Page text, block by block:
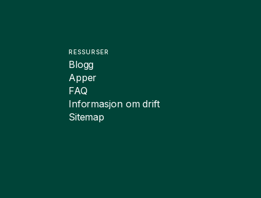
RESSURSER
Blogg
Apper
FAQ
Informasjon om drift
Sitemap